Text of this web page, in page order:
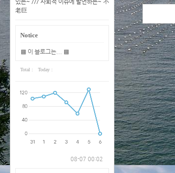
있는~ /// 사회적 이슈에 발언하는~ 不
老巨
Notice
▩ 이 블로그는... ▩
Total : Today :
08-07 00:02